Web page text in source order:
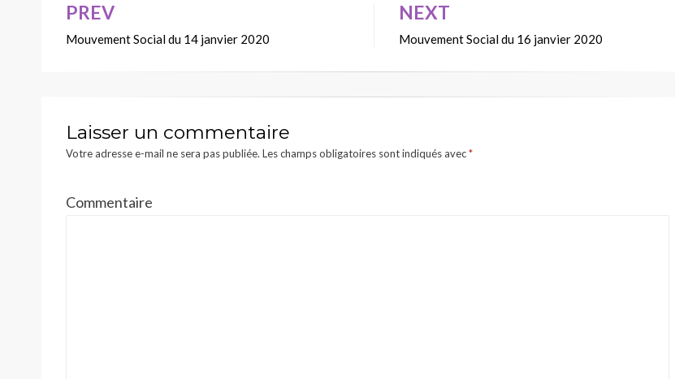
Navigation
de
PREV
Mouvement Social du 14 janvier 2020
NEXT
Mouvement Social du 16 janvier 2020
Laisser un commentaire
Votre adresse e-mail ne sera pas publiée. Les champs obligatoires sont indiqués avec*
Commentaire